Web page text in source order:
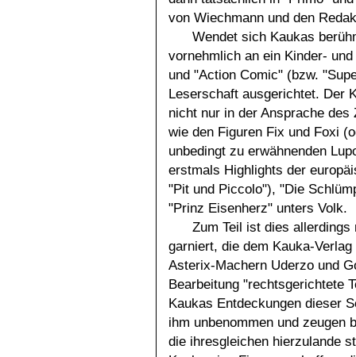
von Wiechmann und den
Wendet sich Kaukas
vornehmlich an ein Kinder-
und "Action Comic" (bzw.
Leserschaft ausgerichtet. Der
nicht nur in der Ansprache des
wie den Figuren Fix und Foxi
unbedingt zu erwähnenden
erstmals Highlights der
"Pit und Piccolo"), "Die
"Prinz Eisenherz" unters Volk.
Zum Teil ist dies
garniert, die dem Kauka-
Asterix-Machern Uderzo und
Bearbeitung "rechtsgerichtete
Kaukas Entdeckungen dieser
ihm unbenommen und zeugen
die ihresgleichen hierzulande